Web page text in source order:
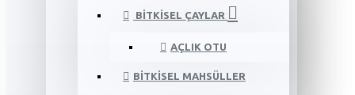
BITKISEL ÇAYLAR
AÇLIK OTU
BITKISEL MAHSÜLLER